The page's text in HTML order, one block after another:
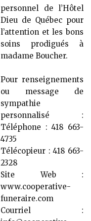
personnel de l’Hôtel
Dieu de Québec pour
l’attention et les bons
soins prodigués à
madame Boucher.
Pour renseignements
ou message de
sympathie
personnalisé :
Téléphone : 418 663-
4735
Télécopieur : 418 663-
2328
Site Web :
www.cooperative-
funeraire.com
Courriel :